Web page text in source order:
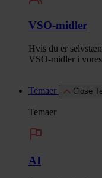
VSO-midler
Hvis du er
VSO-midler i
Temaer Close
Temaer
AI